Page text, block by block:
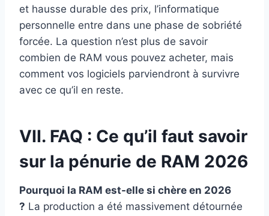
et hausse durable des prix, l’informatique
personnelle entre dans une phase de sobriété
forcée. La question n’est plus de savoir
combien de RAM vous pouvez acheter, mais
comment vos logiciels parviendront à survivre
avec ce qu’il en reste.
VII. FAQ : Ce qu’il faut savoir
sur la pénurie de RAM 2026
Pourquoi la RAM est-elle si chère en 2026
? La production a été massivement détournée